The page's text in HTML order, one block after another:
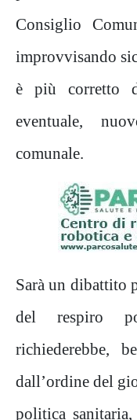
Consiglio
improvvisando
è più corretto
eventuale,
comunale.
Sarà un dibattito
del respiro
richiederebbe,
dall’ordine del
politica